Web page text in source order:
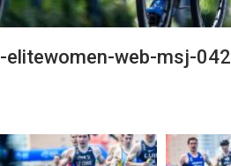
web-msj-042